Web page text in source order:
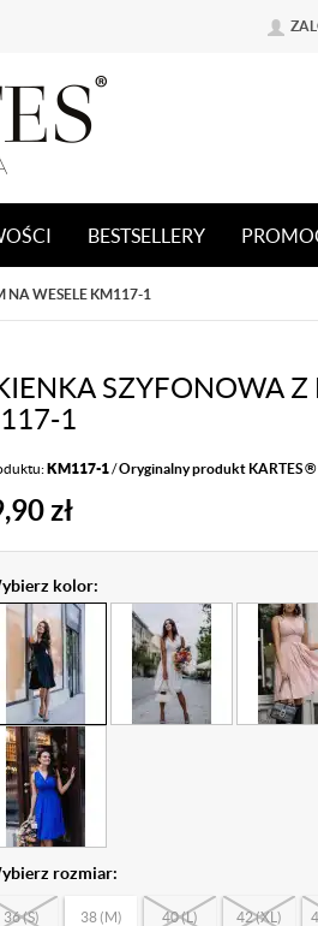
BESTSELLERY
NA WESELE KM117-1
SZYFONOWA Z
1
KM117-1/Oryginalny produkt KARTES ®
zł
kolor:
rozmiar:
36 (S) 38 (M) 40 (L) 42 (XL)